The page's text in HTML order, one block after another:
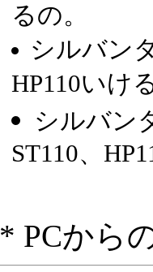
るの。
シルバン
HP110いけ
シルバン
ST110、
* PCから